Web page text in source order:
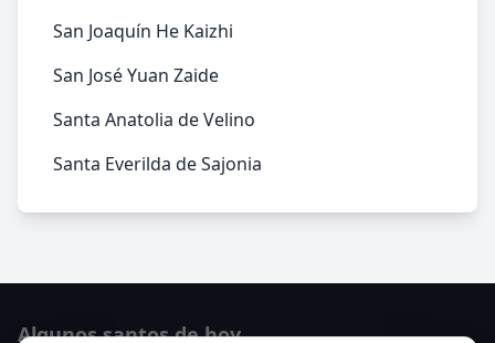
San Joaquín He Kaizhi
San José Yuan Zaide
Santa Anatolia de Velino
Santa Everilda de Sajonia
Algunos santos de hoy